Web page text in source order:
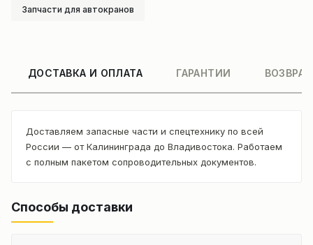
Запчасти для автокранов
ДОСТАВКА И ОПЛАТА ГАРАНТИИ
Доставляем запасные части и спецтехнику по всей
России — от Калининграда до Владивостока. Работаем
с полным пакетом сопроводительных документов.
Способы доставки